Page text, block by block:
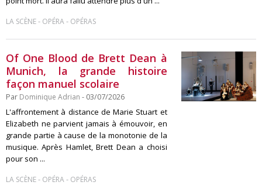
LA SCÈNE- OPÉRA- OPÉRAS
Of One Blood de Brett Dean à
Munich, la grande histoire
façon manuel scolaire
Par Dominique Adrian - 03/07/2026
L'affrontement à distance de Marie Stuart et
Elizabeth ne parvient jamais à émouvoir, en
grande partie à cause de la monotonie de la
musique. Après Hamlet, Brett Dean a choisi
pour son ...
LA SCÈNE- OPÉRA- OPÉRAS